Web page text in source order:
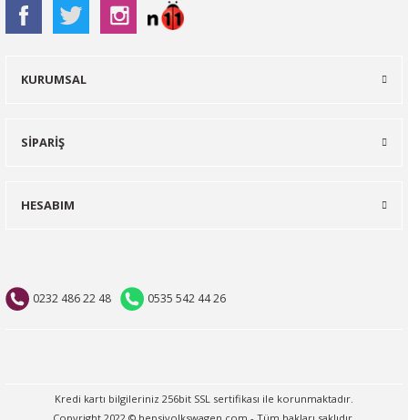
0232 486 22 48 0535 542 44 26
KURUMSAL
SİPARİŞ
HESABIM
Kredi kartı bilgileriniz 256bit SSL sertifikası ile korunmaktadır.